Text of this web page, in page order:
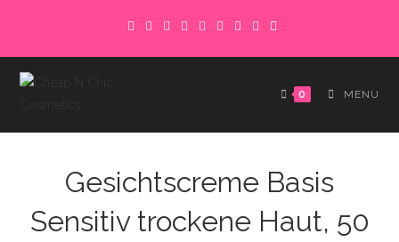
content
0 MENU
Gesichtscreme Basis
Sensitiv trockene Haut, 50